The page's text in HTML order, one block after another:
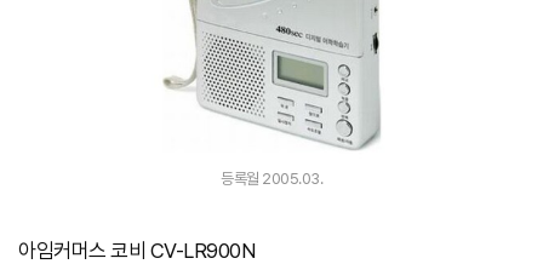
등록월 2005.03.
아임커머스 코비 CV-LR900N